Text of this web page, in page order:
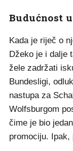
Budućnost
Kada je riječ o
Džeko je i dalje
žele zadržati
Bundesligi,
nastupa za
Wolfsburgom
čime je bio
promociju.